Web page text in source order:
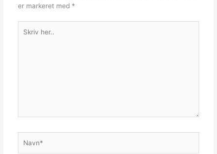
er markeret med *
her..